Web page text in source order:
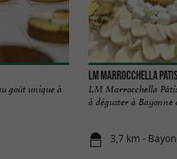
goût unique à
LM MARROCCHELLA
LM Marrocchella
à déguster à Bayonne
3,7 km -